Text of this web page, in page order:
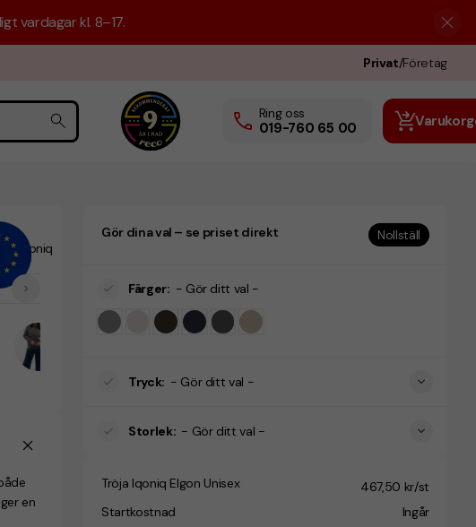
vardagar kl. 8–17.
Privat/Företag
Ring oss
019-760 65 00
/
Iqoniq
en
Gör dina val – se priset direkt Nollställ
Färger: - Gör ditt val -
Tryck: - Gör ditt val -
Storlek: - Gör ditt val -
Tröja Iqoniq Elgon Unisex
467,50 kr/st
Startkostnad
Ingår